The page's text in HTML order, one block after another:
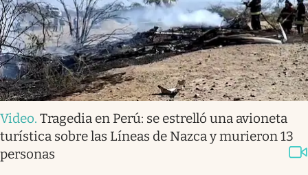
Video. Tragedia en Perú: se estrelló una avioneta
turística sobre las Líneas de Nazca y murieron 13
personas